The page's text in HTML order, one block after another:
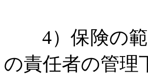
4）保険の範
の責任者の管理